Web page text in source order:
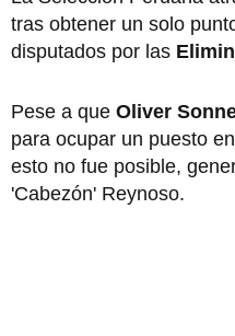
tras obtener un solo
disputados por las
Pese a que Oliver
para ocupar un puesto
esto no fue posible,
'Cabezón' Reynoso.